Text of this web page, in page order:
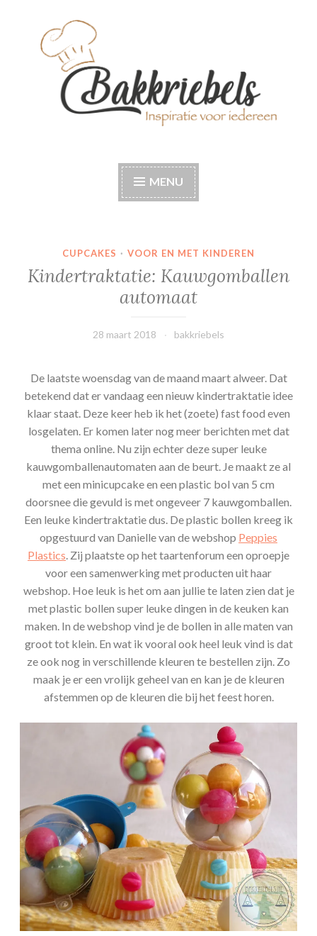
Bakkriebels
MENU
CUPCAKES · VOOR EN MET KINDEREN
Kindertraktatie: Kauwgomballen
automaat
28 maart 2018 bakkriebels
De laatste woensdag van de maand maart alweer. Dat
betekend dat er vandaag een nieuw kindertraktatie idee
klaar staat. Deze keer heb ik het (zoete) fast food even
losgelaten. Er komen later nog meer berichten met dat
thema online. Nu zijn echter deze super leuke
kauwgomballenautomaten aan de beurt. Je maakt ze al
met een minicupcake en een plastic bol van 5 cm
doorsnee die gevuld is met ongeveer 7 kauwgomballen.
Een leuke kindertraktatie dus. De plastic bollen kreeg ik
opgestuurd van Danielle van de webshop Peppies
Plastics . Zij plaatste op het taartenforum een oproepje
voor een samenwerking met producten uit haar
webshop. Hoe leuk is het om aan jullie te laten zien dat je
met plastic bollen super leuke dingen in de keuken kan
maken. In de webshop vind je de bollen in alle maten van
groot tot klein. En wat ik vooral ook heel leuk vind is dat
ze ook nog in verschillende kleuren te bestellen zijn. Zo
maak je er een vrolijk geheel van en kan je de kleuren
afstemmen op de kleuren die bij het feest horen.